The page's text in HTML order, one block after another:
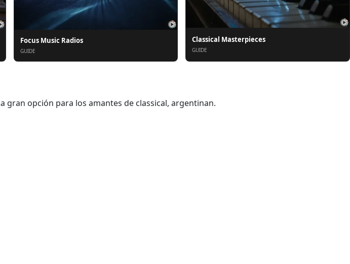
Focus Music Radios
GUIDE
Classical Masterpieces
GUIDE
gran opción para los amantes de classical, argentinan.